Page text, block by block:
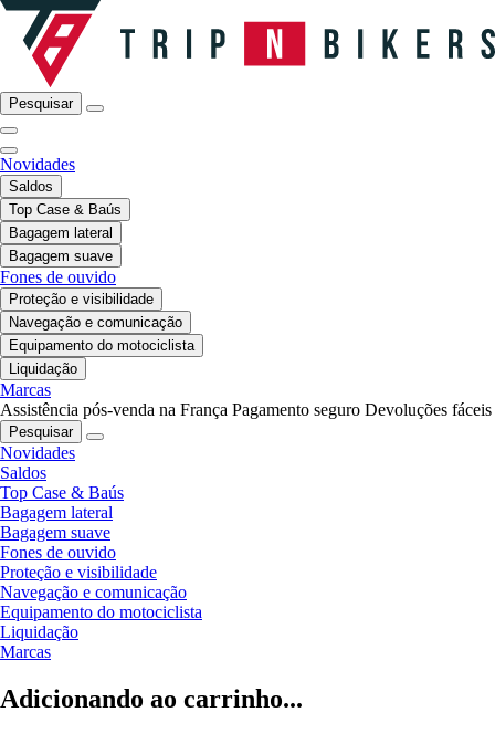
Pesquisar
Novidades
Saldos
Top Case & Baús
Bagagem lateral
Bagagem suave
Fones de ouvido
Proteção e visibilidade
Navegação e comunicação
Equipamento do motociclista
Liquidação
Marcas
Assistência pós-venda na França Pagamento seguro Devoluções fáceis
Pesquisar
Novidades
Saldos
Top Case & Baús
Bagagem lateral
Bagagem suave
Fones de ouvido
Proteção e visibilidade
Navegação e comunicação
Equipamento do motociclista
Liquidação
Marcas
Adicionando ao carrinho...